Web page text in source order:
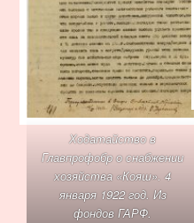
Ходатайство в
Главпрофобр о снабжении
хозяйства «Кояш». 4
января 1922 год. Из
фондов ГАРФ.